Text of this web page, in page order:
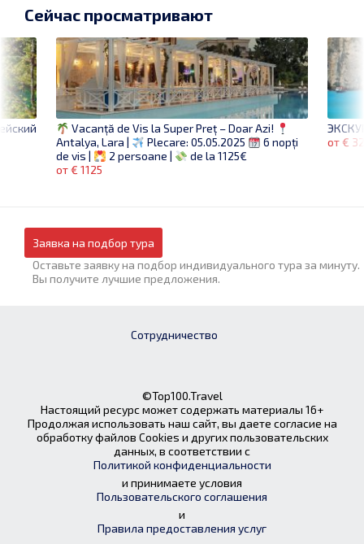
от €
Сейчас просматривают
Vacanță de Vis la Super Preț – Doar Azi!
Antalya, Lara |
Plecare: 05.05.2025
6 nopți
de vis |
2 persoane |
de la 1125€
от € 1125
Заявка на подбор тура
Оставьте заявку на подбор индивидуального тура за минуту.
Вы получите лучшие предложения.
Сотрудничество
©Top100.Travel
Настоящий ресурс может содержать материалы 16+
Продолжая использовать наш сайт, вы даете согласие на
обработку файлов Cookies и других пользовательских
данных, в соответствии с
Политикой конфиденциальности
и принимаете условия
Пользовательского соглашения
и
Правила предоставления услуг